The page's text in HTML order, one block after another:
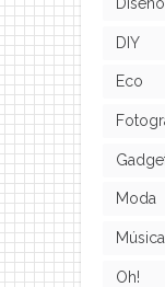
DIY
Eco
Moda
Música
Oh!